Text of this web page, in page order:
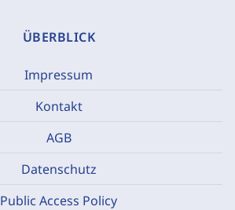
ÜBERBLICK
Impressum
Kontakt
AGB
Datenschutz
Public Access Policy